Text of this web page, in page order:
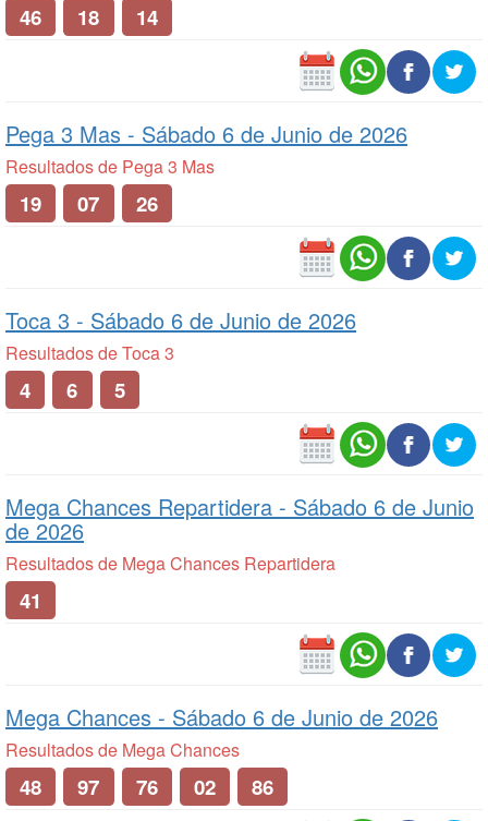
46 18 14
Pega 3 Mas - Sábado 6 de Junio de 2026
Resultados de Pega 3 Mas
19 07 26
Toca 3 - Sábado 6 de Junio de 2026
Resultados de Toca 3
4 6 5
Mega Chances Repartidera - Sábado 6 de Junio
de 2026
Resultados de Mega Chances Repartidera
41
Mega Chances - Sábado 6 de Junio de 2026
Resultados de Mega Chances
48 97 76 02 86